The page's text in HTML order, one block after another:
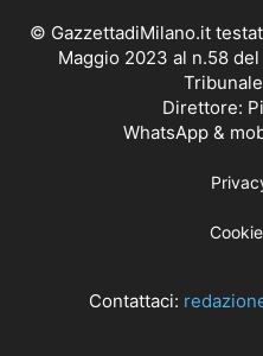
© GazzettadiMilano.it
Maggio 2023 al n.58
Direttore:
WhatsApp &
Contattaci: